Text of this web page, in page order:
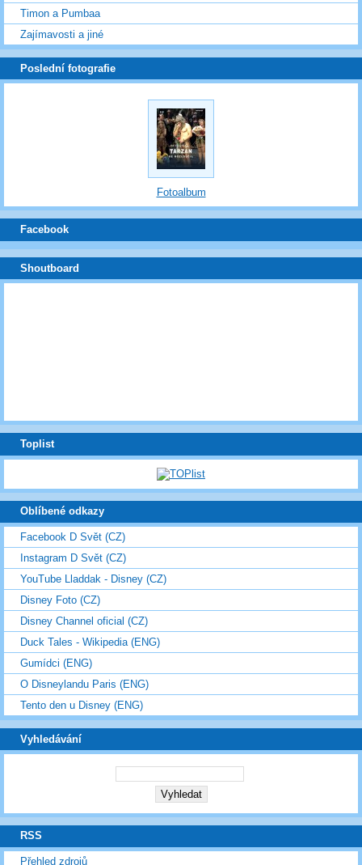
Timon a Pumbaa
Zajímavosti a jiné
Poslední fotografie
Fotoalbum
Facebook
Shoutboard
Toplist
Oblíbené odkazy
Facebook D Svět (CZ)
Instagram D Svět (CZ)
YouTube Lladdak - Disney (CZ)
Disney Foto (CZ)
Disney Channel oficial (CZ)
Duck Tales - Wikipedia (ENG)
Gumídci (ENG)
O Disneylandu Paris (ENG)
Tento den u Disney (ENG)
Vyhledávání
RSS
Přehled zdrojů